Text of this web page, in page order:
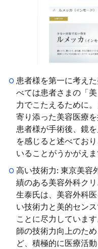
患者様を第一に考え
べては患者さまの「
力でこたえるために
寄り添った美容医療
患者様が手術後、鏡
を感じると述べてお
いることがうかがえま
高い技術力: 東京美容
績のある美容外科ク
生泰氏は、美容外科
い技術力と美的セン
ことに尽力していま
師の技術力向上のた
ど、積極的に医療活